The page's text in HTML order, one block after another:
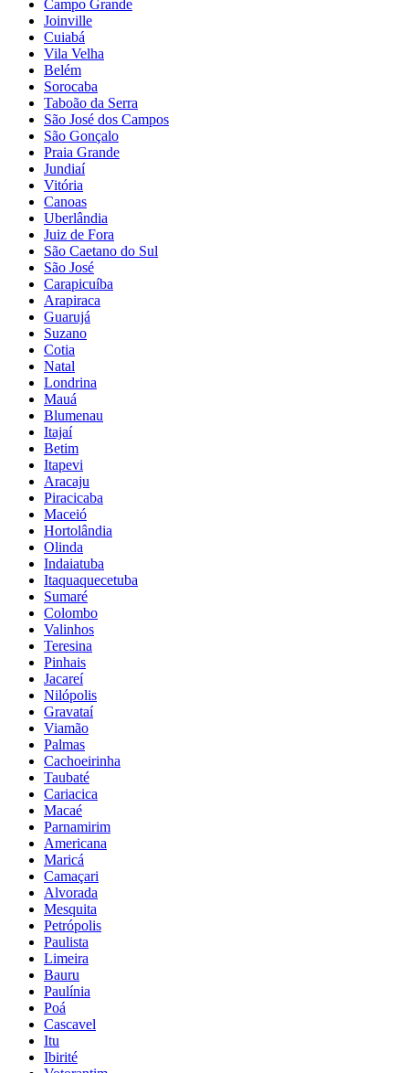
Campo Grande
Joinville
Cuiabá
Vila Velha
Belém
Sorocaba
Taboão da Serra
São José dos Campos
São Gonçalo
Praia Grande
Jundiaí
Vitória
Canoas
Uberlândia
Juiz de Fora
São Caetano do Sul
São José
Carapicuíba
Arapiraca
Guarujá
Suzano
Cotia
Natal
Londrina
Mauá
Blumenau
Itajaí
Betim
Itapevi
Aracaju
Piracicaba
Maceió
Hortolândia
Olinda
Indaiatuba
Itaquaquecetuba
Sumaré
Colombo
Valinhos
Teresina
Pinhais
Jacareí
Nilópolis
Gravataí
Viamão
Palmas
Cachoeirinha
Taubaté
Cariacica
Macaé
Parnamirim
Americana
Maricá
Camaçari
Alvorada
Mesquita
Petrópolis
Paulista
Limeira
Bauru
Paulínia
Poá
Cascavel
Itu
Ibirité